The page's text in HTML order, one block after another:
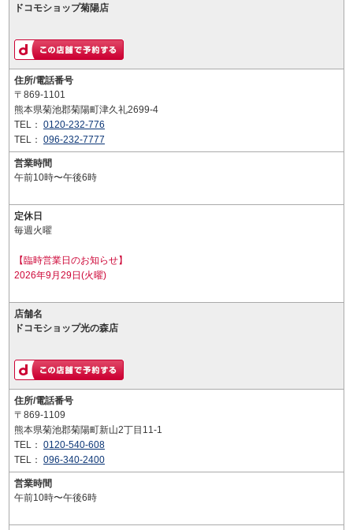
ドコモショップ菊陽店
住所/電話番号
〒869-1101
熊本県菊池郡菊陽町津久礼2699-4
TEL： 0120-232-776
TEL： 096-232-7777
営業時間
午前10時〜午後6時
定休日
毎週火曜
【臨時営業日のお知らせ】
2026年9月29日(火曜)
店舗名
ドコモショップ光の森店
住所/電話番号
〒869-1109
熊本県菊池郡菊陽町新山2丁目11-1
TEL： 0120-540-608
TEL： 096-340-2400
営業時間
午前10時〜午後6時